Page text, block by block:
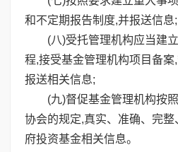
和不定期报告制度,并报送信息;
(八)受托管理机构应当建立
程,接受基金管理机构项目备
报送相关信息;
(九)督促基金管理机构按照
协会的规定,真实、准确、完
府投资基金相关信息。